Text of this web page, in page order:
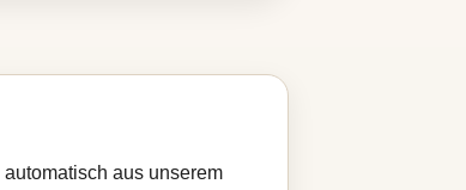
aus unserem